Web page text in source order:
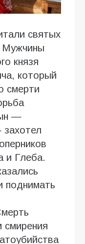
святых
Мужчины
князя
который
смерти
—
и Глеба.
поднимать
смирения